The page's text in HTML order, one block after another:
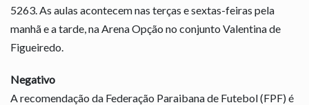
5263. As aulas acontecem nas terças e sextas-feiras pela
manhã e a tarde, na Arena Opção no conjunto Valentina de
Figueiredo.
Negativo
A recomendação da Federação Paraibana de Futebol (FPF) é